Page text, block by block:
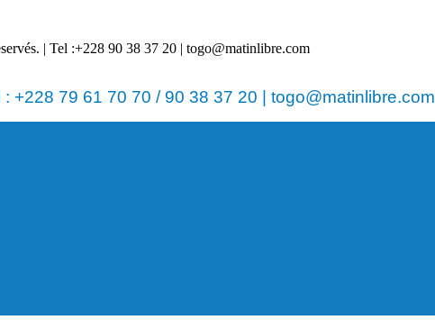
| Tel :+228 90 38 37 20 | togo@matinlibre.com
+228 79 61 70 70 / 90 38 37 20 | togo@matinlibre.com